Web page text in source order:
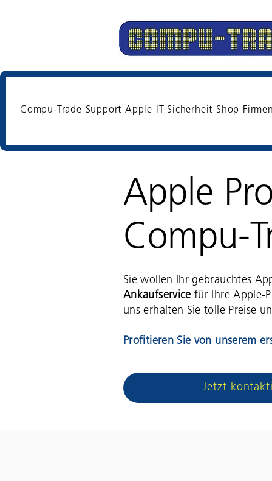
Compu-Trade Support Apple IT Sicherheit Shop
Apple
Compu-
Sie wollen Ihr gebrauchtes
Ankaufservice für Ihre Apple-
uns erhalten Sie tolle Preise
Profitieren Sie von unserem
Jetzt